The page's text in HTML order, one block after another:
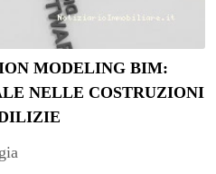
MODELING BIM:
NELLE COSTRUZIONI